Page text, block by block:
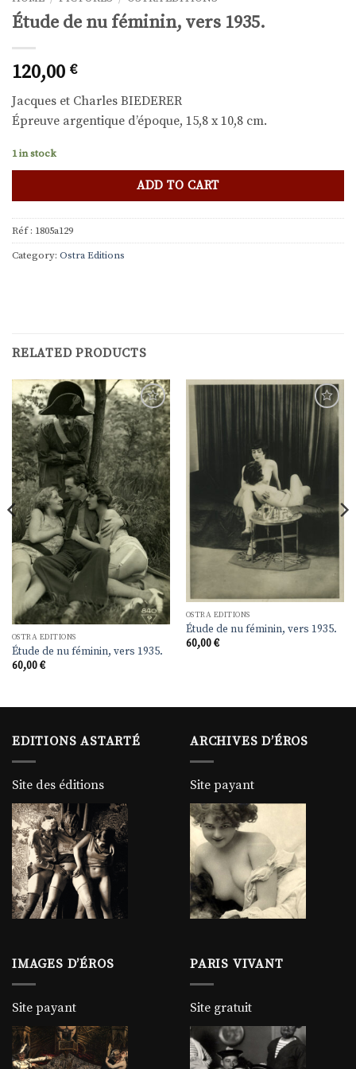
Étude de nu féminin, vers 1935.
120,00 €
Jacques et Charles BIEDERER
Épreuve argentique d’époque, 15,8 x 10,8 cm.
1 in stock
ADD TO CART
Réf : 1805a129
Category: Ostra Editions
RELATED PRODUCTS
Ajouter
à la
liste de
souhaits
OSTRA EDITIONS
Étude de nu féminin, vers 1935.
60,00€
Ajouter
à la
liste de
souhaits
OSTRA EDITIONS
Étude de nu féminin, vers 1935.
60,00€
EDITIONS ASTARTÉ
Site des éditions
ARCHIVES D’ÉROS
Site payant
IMAGES D’ÉROS
Site payant
PARIS VIVANT
Site gratuit